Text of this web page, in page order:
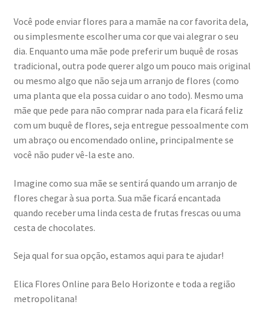
Você pode enviar flores para a mamãe na cor favorita dela,
ou simplesmente escolher uma cor que vai alegrar o seu
dia. Enquanto uma mãe pode preferir um buquê de rosas
tradicional, outra pode querer algo um pouco mais original
ou mesmo algo que não seja um arranjo de flores (como
uma planta que ela possa cuidar o ano todo). Mesmo uma
mãe que pede para não comprar nada para ela ficará feliz
com um buquê de flores, seja entregue pessoalmente com
um abraço ou encomendado online, principalmente se
você não puder vê-la este ano.
Imagine como sua mãe se sentirá quando um arranjo de
flores chegar à sua porta. Sua mãe ficará encantada
quando receber uma linda cesta de frutas frescas ou uma
cesta de chocolates.
Seja qual for sua opção, estamos aqui para te ajudar!
Elica Flores Online para Belo Horizonte e toda a região
metropolitana!